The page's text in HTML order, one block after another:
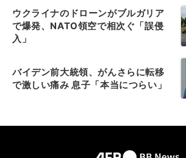
ウクライナのドローンがブルガリア
で爆発、NATO領空で相次ぐ「誤侵
入」
バイデン前大統領、がんさらに転移
で激しい痛み 息子「本当につらい」